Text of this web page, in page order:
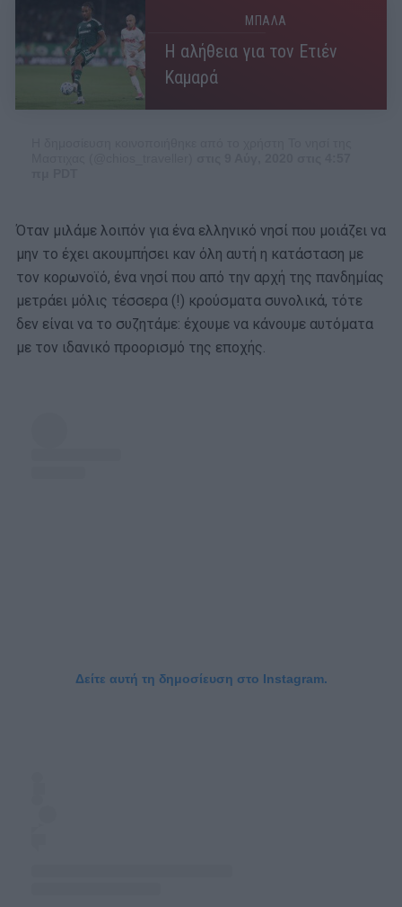
ΜΠΑΛΑ
Η αλήθεια για τον Ετιέν
Καμαρά
Όταν μιλάμε λοιπόν για ένα ελληνικό νησί που μοιάζει να
μην το έχει ακουμπήσει καν όλη αυτή η κατάσταση με
τον κορωνοϊό, ένα νησί που από την αρχή της πανδημίας
μετράει μόλις τέσσερα (!) κρούσματα συνολικά, τότε
δεν είναι να το συζητάμε: έχουμε να κάνουμε αυτόματα
με τον ιδανικό προορισμό της εποχής.
Δείτε αυτή τη δημοσίευση στο Instagram.